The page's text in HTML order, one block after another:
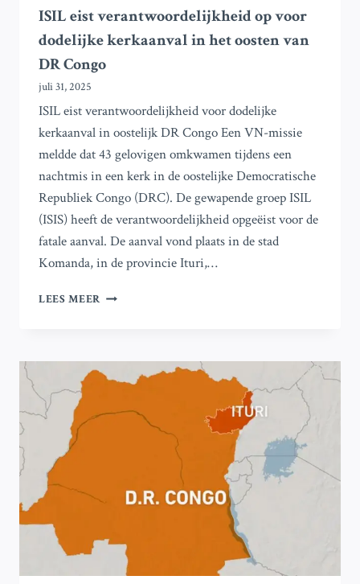
ISIL eist verantwoordelijkheid op voor
dodelijke kerkaanval in het oosten van
DR Congo
juli 31, 2025
ISIL eist verantwoordelijkheid voor dodelijke
kerkaanval in oostelijk DR Congo Een VN-missie
meldde dat 43 gelovigen omkwamen tijdens een
nachtmis in een kerk in de oostelijke Democratische
Republiek Congo (DRC). De gewapende groep ISIL
(ISIS) heeft de verantwoordelijkheid opgeëist voor de
fatale aanval. De aanval vond plaats in de stad
Komanda, in de provincie Ituri,…
LEES MEER ISIL
VOOR
DODELIJKE
IN
CONGO